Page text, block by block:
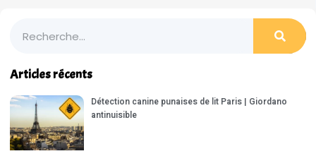
Articles récents
Détection canine punaises de lit Paris | Giordano
antinuisible